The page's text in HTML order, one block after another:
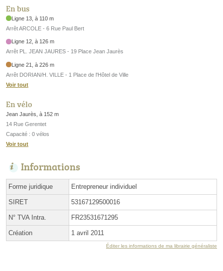
En bus
Ligne 13, à 110 m
Arrêt ARCOLE - 6 Rue Paul Bert
Ligne 12, à 126 m
Arrêt PL. JEAN JAURES - 19 Place Jean Jaurès
Ligne 21, à 226 m
Arrêt DORIAN/H. VILLE - 1 Place de l'Hôtel de Ville
Voir tout
En vélo
Jean Jaurès, à 152 m
14 Rue Gerentet
Capacité : 0 vélos
Voir tout
Informations
Forme juridique Entrepreneur individuel
SIRET 53167129500016
N° TVA Intra. FR23531671295
Création 1 avril 2011
Éditer les informations de ma librairie généraliste